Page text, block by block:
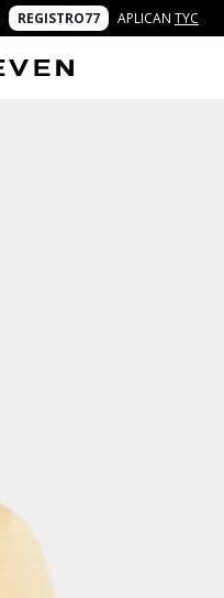
REGISTRO77 APLICAN TYC